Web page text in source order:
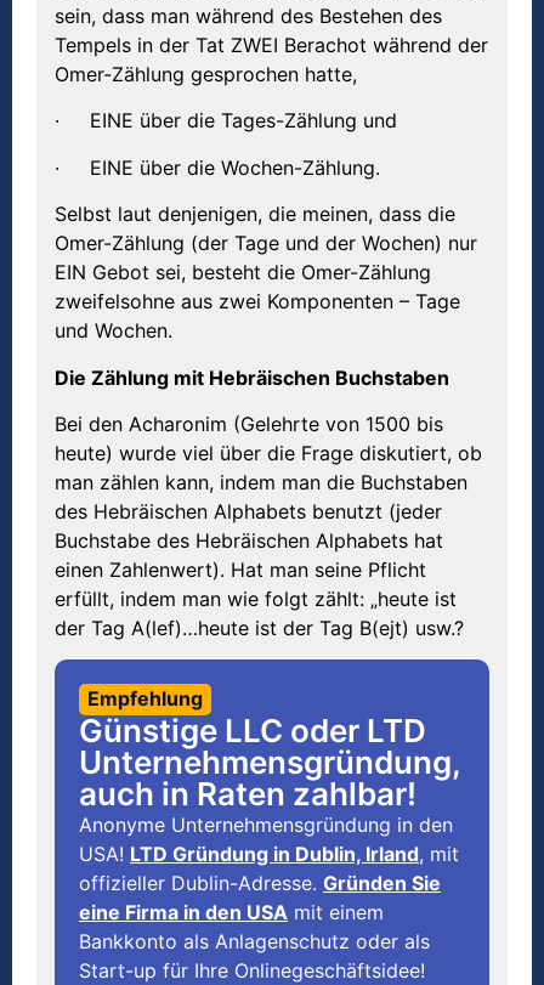
sein, dass man während des Bestehen des
Tempels in der Tat ZWEI Berachot während der
Omer-Zählung gesprochen hatte,
· EINE über die Tages-Zählung und
· EINE über die Wochen-Zählung.
Selbst laut denjenigen, die meinen, dass die
Omer-Zählung (der Tage und der Wochen) nur
EIN Gebot sei, besteht die Omer-Zählung
zweifelsohne aus zwei Komponenten – Tage
und Wochen.
Die Zählung mit Hebräischen Buchstaben
Bei den Acharonim (Gelehrte von 1500 bis
heute) wurde viel über die Frage diskutiert, ob
man zählen kann, indem man die Buchstaben
des Hebräischen Alphabets benutzt (jeder
Buchstabe des Hebräischen Alphabets hat
einen Zahlenwert). Hat man seine Pflicht
erfüllt, indem man wie folgt zählt: „heute ist
der Tag A(lef)…heute ist der Tag B(ejt) usw.?
Empfehlung
Günstige LLC oder LTD
Unternehmensgründung,
auch in Raten zahlbar!
Anonyme Unternehmensgründung in den
USA! LTD Gründung in Dublin, Irland, mit
offizieller Dublin-Adresse. Gründen Sie
eine Firma in den USA mit einem
Bankkonto als Anlagenschutz oder als
Start-up für Ihre Onlinegeschäftsidee!